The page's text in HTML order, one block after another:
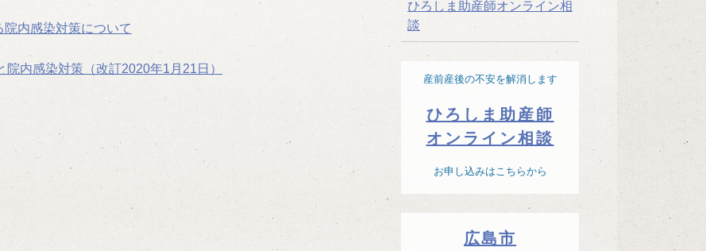
院内感染対策について
内感染対策（改訂2020年1月21日）
ひろしま助産師オンライン相
談
産前産後の不安を解消します
ひろしま助産師
オンライン相談
お申し込みはこちらから
広島市